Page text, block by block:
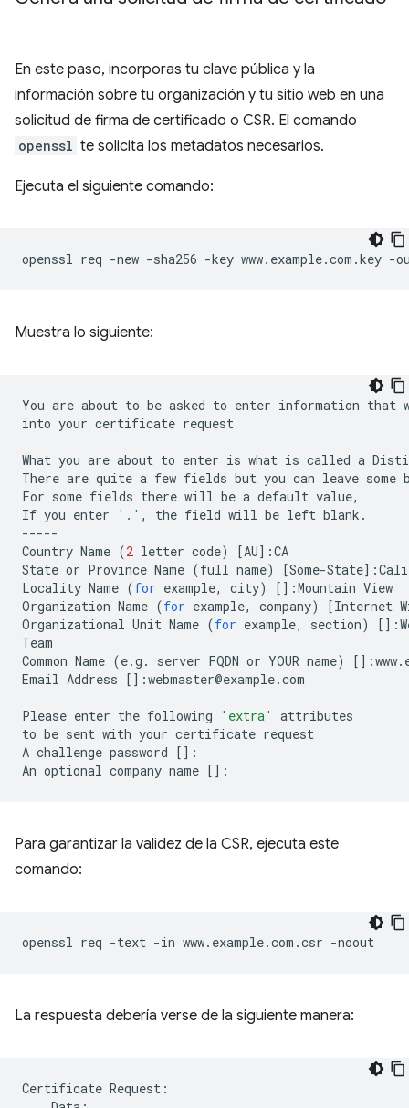
En este paso, incorporas tu clave pública y la
información sobre tu organización y tu sitio web en una
solicitud de firma de certificado o CSR. El comando
openssl te solicita los metadatos necesarios.
Ejecuta el siguiente comando:
openssl req -new -sha256 -key www.example.com.key -
Muestra lo siguiente:
You are about to be asked to enter information that
into your certificate request
What you are about to enter is what is called a
There are quite a few fields but you can leave some
For some fields there will be a default value,
If you enter '.' , the field will be left blank.
-----
Country Name (2 letter code) [AU] :CA
State or Province Name (full name) [Some-State]
Locality Name (for example, city) [] :Mountain View
Organization Name (for example, company) [Internet
Organizational Unit Name (for example, section) []
Team
Common Name (e.g. server FQDN or YOUR name) []
Email Address [] :webmaster@example.com
Please enter the following 'extra'
attributes
to be sent with your certificate request
A challenge password [] :
An optional company name []
Para garantizar la validez de la CSR, ejecuta este
comando:
openssl req -text -in www.example.com.csr
La respuesta debería verse de la siguiente manera:
Certificate